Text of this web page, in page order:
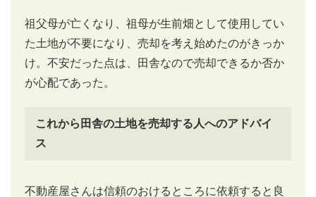
祖父母が亡くなり、祖母が生前畑として使用してい
た土地が不要になり、売却を考え始めたのがきっか
け。不安だった点は、田舎なので売却できるか否か
が心配であった。
これから田舎の土地を売却する人へのアドバイ
ス
不動産屋さんは信頼のおけるところに依頼すると良